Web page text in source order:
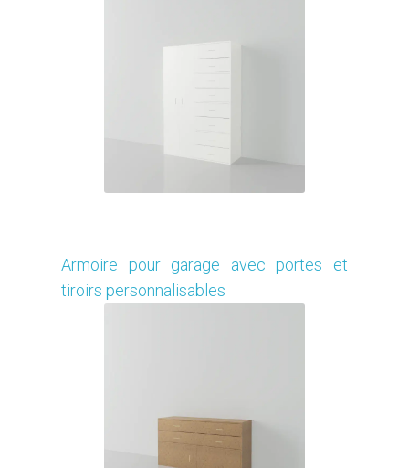
Armoire pour garage avec portes et
tiroirs personnalisables